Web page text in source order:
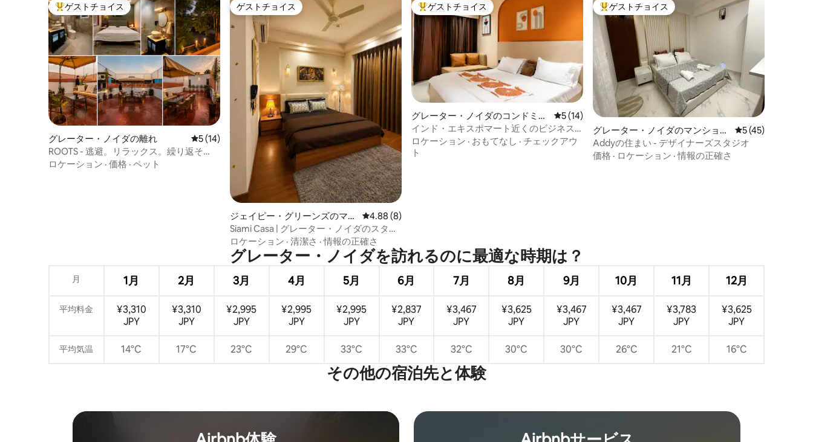
大好評のゲストチョイスです。
ゲストチョイス
グレーター・ノイダの離れ レビュー14件、5つ星中5つ星の平均評価
5 (14)
ROOTS - 逃避。リラックス。繰り返そ
う。
ロケーション · 価格 · ペット
ゲストチョイス
ゲストチョイス
ジェイピー・グリーンズのマン
ション・アパート
レビュー8件、5つ星中4.88つ星の平均評価
4.88 (8)
Siami Casa | グレーター・ノイダのスタジ
オ | Expomart
ロケーション · 清潔さ ·情報の正確さ
大好評のゲストチョイスです。
ゲストチョイス
グレーター・ノイダのコンドミニ
アム
レビュー14件、5つ星中5つ星の平均評価
5 (14)
インド・エキスポマート近くのビジネス
用ワンルーム | バルコニー
ロケーション · おもてなし · チェックアウ
ト
大好評のゲストチョイスです。
ゲストチョイス
グレーター・ノイダのマンショ
ン・アパート
レビュー45件、5
5 (45)
Addyの住まい - デザイナーズスタジオ
価格 · ロケーション ·情報の正確さ
グレーター・ノイダを訪⁠れ⁠るの⁠に最⁠適⁠な時⁠期⁠は⁠？
月 1月 2月 3月 4月 5月 6月 7月 8月 9月 10月 11月 12月
平均料金
¥3,310
JPY
¥3,310
JPY
¥2,995
JPY
¥2,995
JPY
¥2,995
JPY
¥2,837
JPY
¥3,467
JPY
¥3,625
JPY
¥3,467
JPY
¥3,467
JPY
¥3,783
JPY
¥3,625
JPY
平均気温 14°C 17°C 23°C 29°C 33°C 33°C 32°C 30°C 30°C 26°C 21°C 16°C
その他の宿⁠泊⁠先と体⁠験